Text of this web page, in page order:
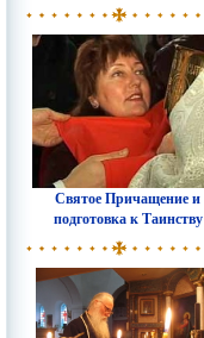
Святое Причащение и
подготовка к Таинству